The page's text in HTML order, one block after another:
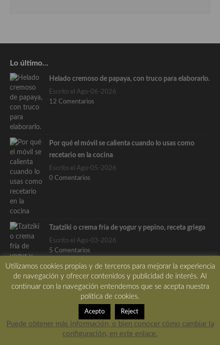
Lo último…
Helado cremoso de papaya, con truco para elaborarlo.
Escrito el Ago-06-2026
12 Comentarios
Por qué el móvil se calienta cuando lo usas como
recetario en la cocina
Escrito el Ago-05-2026
0 Comentarios
Tzatziki o crema fría de yogur y pepino, receta griega
Escrito el Ago-03-2026
5 Comentarios
Patatas bravas al estilo de las tabernas madrileñas, la
receta tradicional de las tabernas de Madrid, con
Utilizamos cookies propias y de terceros para mejorar la experiencia
de navegación y ofrecer contenidos y publicidad de interés. Al
continuar con la navegación entendemos que se acepta nuestra
política de cookies.
Acepto Reject
Puede obtener más información, o bien conocer cómo cambiar la
configuración, en este enlace.